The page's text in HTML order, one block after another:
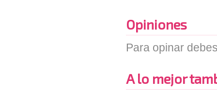
Opiniones
Para opinar
A lo mejor